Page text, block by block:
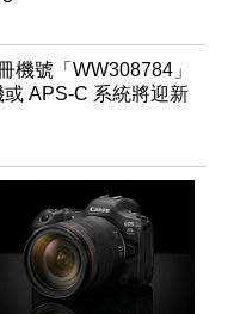
機號「WW308784」
APS-C 系統將迎新